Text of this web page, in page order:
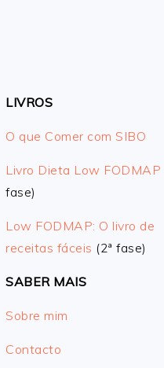
LIVROS
O que Comer com SIBO
Livro Dieta Low FODMAP
fase)
Low FODMAP: O livro de
receitas fáceis (2ª fase)
SABER MAIS
Sobre mim
Contacto